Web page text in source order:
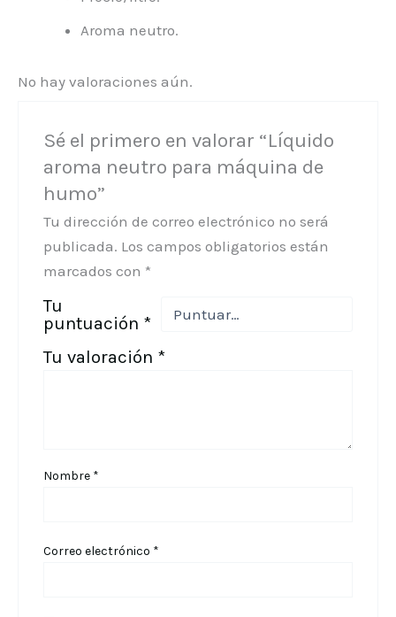
Aroma neutro.
No hay valoraciones aún.
Sé el primero en valorar “Líquido
aroma neutro para máquina de
humo”
Tu dirección de correo electrónico no será
publicada. Los campos obligatorios están
marcados con *
Tu
puntuación *
Tu valoración *
Nombre *
Correo electrónico *